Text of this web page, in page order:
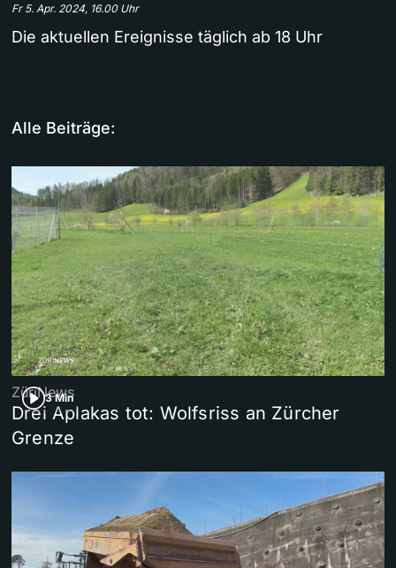
Fr 5. Apr. 2024, 16.00 Uhr
Die aktuellen Ereignisse täglich ab 18 Uhr
Alle Beiträge:
3 Min
ZüriNews
Drei Aplakas tot: Wolfsriss an Zürcher
Grenze